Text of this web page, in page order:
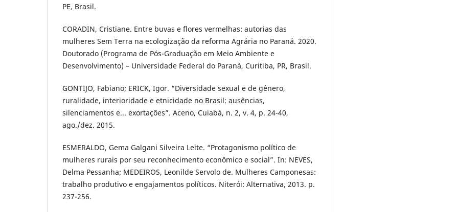
PE, Brasil.
CORADIN, Cristiane. Entre buvas e flores vermelhas: autorias das
mulheres Sem Terra na ecologização da reforma Agrária no Paraná. 2020.
Doutorado (Programa de Pós-Graduação em Meio Ambiente e
Desenvolvimento) – Universidade Federal do Paraná, Curitiba, PR, Brasil.
GONTIJO, Fabiano; ERICK, Igor. “Diversidade sexual e de gênero,
ruralidade, interioridade e etnicidade no Brasil: ausências,
silenciamentos e... exortações”. Aceno, Cuiabá, n. 2, v. 4, p. 24-40,
ago./dez. 2015.
ESMERALDO, Gema Galgani Silveira Leite. “Protagonismo político de
mulheres rurais por seu reconhecimento econômico e social”. In: NEVES,
Delma Pessanha; MEDEIROS, Leonilde Servolo de. Mulheres Camponesas:
trabalho produtivo e engajamentos políticos. Niterói: Alternativa, 2013. p.
237-256.